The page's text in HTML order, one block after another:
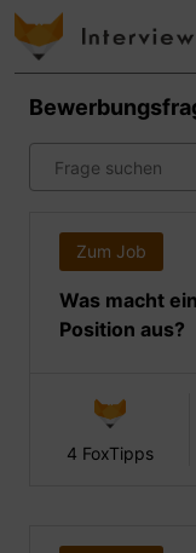
Zum Job
Was macht
Position aus?
4 FoxTipps